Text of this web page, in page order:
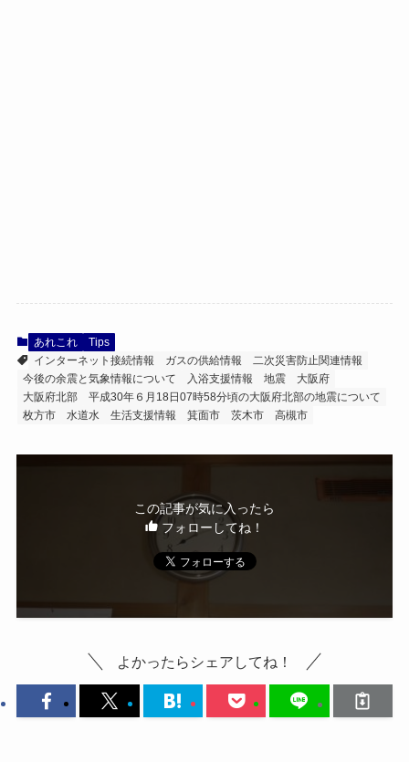
あれこれ
Tips
インターネット接続情報
ガスの供給情報
二次災害防止関連情報
今後の余震と気象情報について
入浴支援情報 地震
大阪府
大阪府北部
平成30年６月18日07時58分頃の大阪府北部の地震について
枚方市
水道水 生活支援情報 箕面市 茨木市 高槻市
この記事が気に入ったら
フォローしてね！
よかったらシェアしてね！